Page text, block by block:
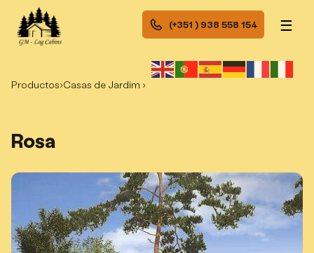
(+351 ) 938 558 154 ☰
Productos›Casas de Jardim ›
Rosa